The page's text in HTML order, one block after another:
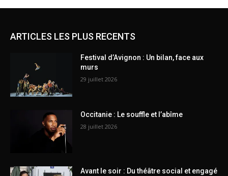
ARTICLES LES PLUS RECENTS
Festival d’Avignon : Un bilan, face aux
murs
29 juillet 2026
Occitanie : Le souffle et l’abîme
28 juillet 2026
Avant le soir : Du théâtre social et engagé